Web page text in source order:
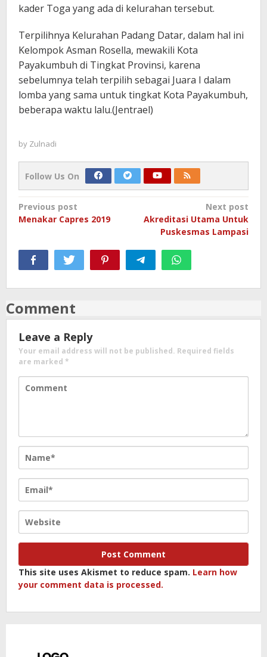
kader Toga yang ada di kelurahan tersebut.
Terpilihnya Kelurahan Padang Datar, dalam hal ini
Kelompok Asman Rosella, mewakili Kota
Payakumbuh di Tingkat Provinsi, karena
sebelumnya telah terpilih sebagai Juara I dalam
lomba yang sama untuk tingkat Kota Payakumbuh,
beberapa waktu lalu.(Jentrael)
by Zulnadi
Follow Us On
Post
navigation
Previous post
Menakar Capres 2019
Next post
Akreditasi Utama Untuk
Puskesmas Lampasi
Comment
Leave a Reply
Your email address will not be published. Required fields
are marked *
This site uses Akismet to reduce spam. Learn how
your comment data is processed.